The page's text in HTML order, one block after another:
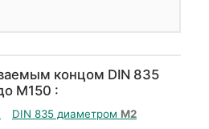
концом DIN 835
М150 :
DIN 835 диаметром М2